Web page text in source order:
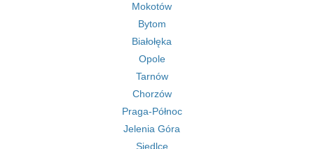
Mokotów
Bytom
Białołęka
Opole
Tarnów
Chorzów
Praga-Północ
Jelenia Góra
Siedlce